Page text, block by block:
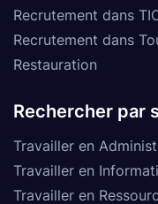
Recrutement dans
Recrutement dans
Restauration
Rechercher par
Travailler en
Travailler en
Travailler en